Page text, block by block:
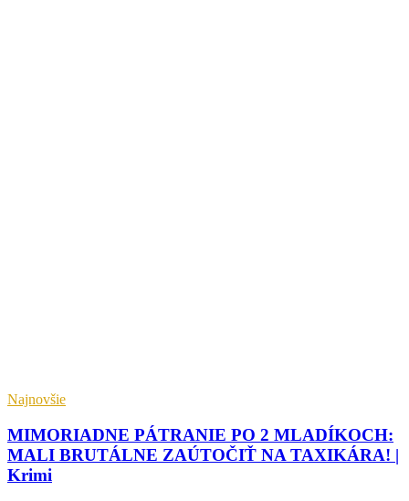
Najnovšie
MIMORIADNE PÁTRANIE PO 2 MLADÍKOCH:
MALI BRUTÁLNE ZAÚTOČIŤ NA TAXIKÁRA! |
Krimi